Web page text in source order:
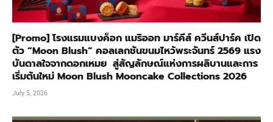
[Promo] โรงแรมแบงค็อก แมริออท มาร์คีส์ ควีนส์ปาร์ค เปิด
ตัว “Moon Blush” คอลเลกชันขนมไหว้พระจันทร์ 2569 แรง
บันดาลใจจากดอกเหมย สู่สัญลักษณ์แห่งการผลิบานและการ
เริ่มต้นใหม่ Moon Blush Mooncake Collections 2026
July 5, 2026